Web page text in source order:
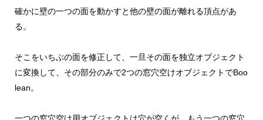
確かに壁の一つの面を動かすと他の壁の面が離れる頂点があ
る。
そこをいちぶの面を修正して、一旦その面を独立オブジェクト
に変換して、その部分のみで2つの窓穴空けオブジェクトでBoo
lean。